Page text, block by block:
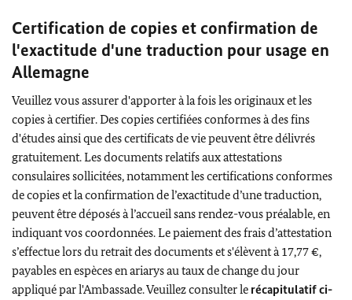
Certification de copies et confirmation de
l'exactitude d'une traduction pour usage en
Allemagne
Veuillez vous assurer d'apporter à la fois les originaux et les
copies à certifier. Des copies certifiées conformes à des fins
d'études ainsi que des certificats de vie peuvent être délivrés
gratuitement. Les documents relatifs aux attestations
consulaires sollicitées, notamment les certifications conformes
de copies et la confirmation de l’exactitude d’une traduction,
peuvent être déposés à l’accueil sans rendez-vous préalable, en
indiquant vos coordonnées. Le paiement des frais d’attestation
s’effectue lors du retrait des documents et s'élèvent à 17,77 €,
payables en espèces en ariarys au taux de change du jour
appliqué par l'Ambassade. Veuillez consulter le récapitulatif ci-